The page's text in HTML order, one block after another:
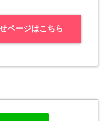
ページはこちら